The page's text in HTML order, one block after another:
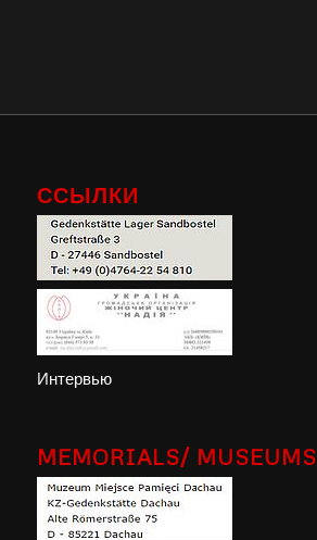
ССЫЛКИ
Интервью
MEMORIALS/ MUSEUMS